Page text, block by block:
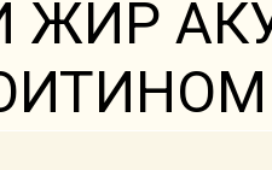
ЖИР